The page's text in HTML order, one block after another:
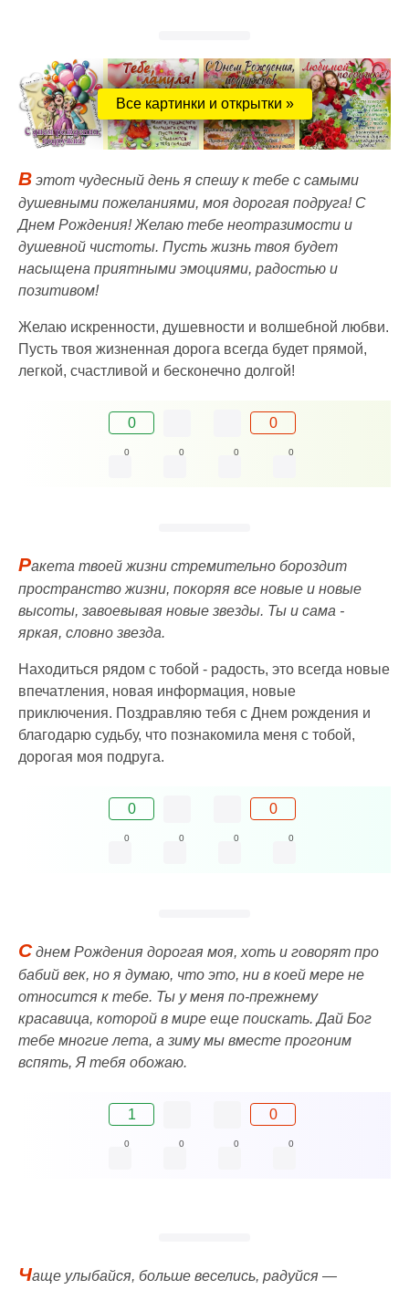
Все картинки и открытки »
В этот чудесный день я спешу к тебе с самыми
душевными пожеланиями, моя дорогая подруга! С
Днем Рождения! Желаю тебе неотразимости и
душевной чистоты. Пусть жизнь твоя будет
насыщена приятными эмоциями, радостью и
позитивом!
Желаю искренности, душевности и волшебной любви.
Пусть твоя жизненная дорога всегда будет прямой,
легкой, счастливой и бесконечно долгой!
0 0
0 0 0 0
Ракета твоей жизни стремительно бороздит
пространство жизни, покоряя все новые и новые
высоты, завоевывая новые звезды. Ты и сама -
яркая, словно звезда.
Находиться рядом с тобой - радость, это всегда новые
впечатления, новая информация, новые
приключения. Поздравляю тебя с Днем рождения и
благодарю судьбу, что познакомила меня с тобой,
дорогая моя подруга.
0 0
0 0 0 0
Сднем Рождения дорогая моя, хоть и говорят про
бабий век, но я думаю, что это, ни в коей мере не
относится к тебе. Ты у меня по-прежнему
красавица, которой в мире еще поискать. Дай Бог
тебе многие лета, а зиму мы вместе прогоним
вспять, Я тебя обожаю.
1 0
0 0 0 0
Чаще улыбайся, больше веселись, радуйся —